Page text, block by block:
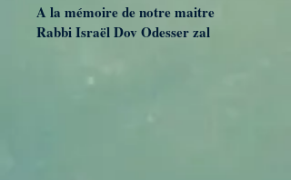
A la mémoire de notre maitre
Rabbi Israël Dov Odesser zal